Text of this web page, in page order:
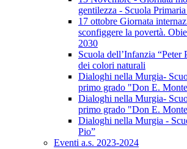
gentilezza - Scuola
17 ottobre Giornata
sconfiggere la povertà.
2030
Scuola dell’Infanzia “Peter
dei colori naturali
Dialoghi nella Murgia-
primo grado "Don E.
Dialoghi nella Murgia-
primo grado "Don E.
Dialoghi nella Murgia -
Pio”
Eventi a.s. 2023-2024